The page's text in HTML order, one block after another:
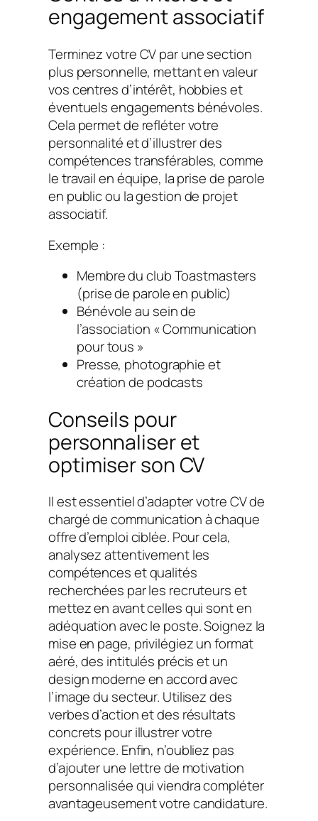
engagement associatif
Terminez votre CV par une section
plus personnelle, mettant en valeur
vos centres d’intérêt, hobbies et
éventuels engagements bénévoles.
Cela permet de refléter votre
personnalité et d’illustrer des
compétences transférables, comme
le travail en équipe, la prise de parole
en public ou la gestion de projet
associatif.
Exemple :
Membre du club Toastmasters
(prise de parole en public)
Bénévole au sein de
l’association « Communication
pour tous »
Presse, photographie et
création de podcasts
Conseils pour
personnaliser et
optimiser son CV
Il est essentiel d’adapter votre CV de
chargé de communication à chaque
offre d’emploi ciblée. Pour cela,
analysez attentivement les
compétences et qualités
recherchées par les recruteurs et
mettez en avant celles qui sont en
adéquation avec le poste. Soignez la
mise en page, privilégiez un format
aéré, des intitulés précis et un
design moderne en accord avec
l’image du secteur. Utilisez des
verbes d’action et des résultats
concrets pour illustrer votre
expérience. Enfin, n’oubliez pas
d’ajouter une lettre de motivation
personnalisée qui viendra compléter
avantageusement votre candidature.